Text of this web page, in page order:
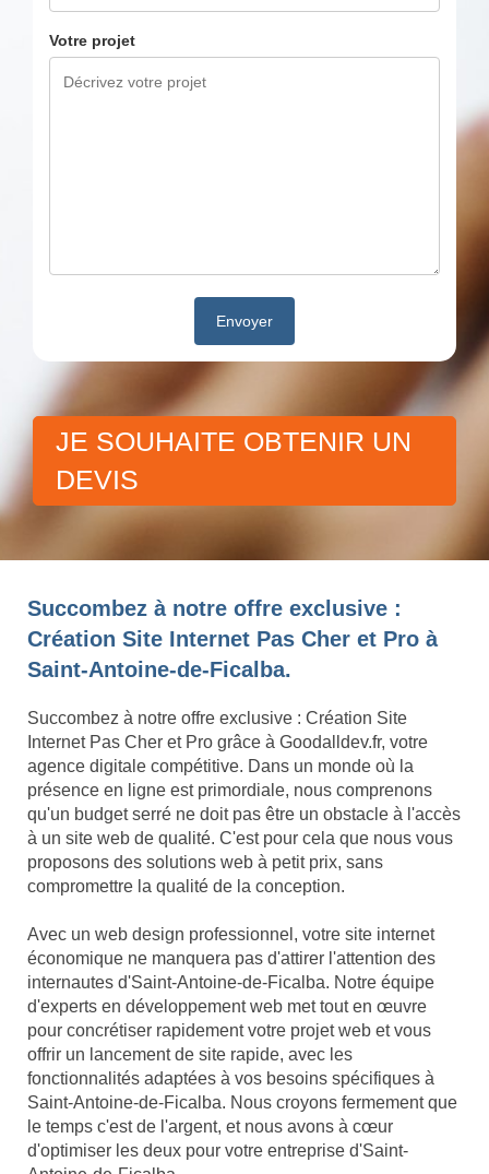
Votre projet
JE SOUHAITE OBTENIR UN
DEVIS
Succombez à notre offre exclusive :
Création Site Internet Pas Cher et Pro à
Saint-Antoine-de-Ficalba.
Succombez à notre offre exclusive : Création Site
Internet Pas Cher et Pro grâce à Goodalldev.fr, votre
agence digitale compétitive. Dans un monde où la
présence en ligne est primordiale, nous comprenons
qu'un budget serré ne doit pas être un obstacle à l'accès
à un site web de qualité. C'est pour cela que nous vous
proposons des solutions web à petit prix, sans
compromettre la qualité de la conception.
Avec un web design professionnel, votre site internet
économique ne manquera pas d'attirer l'attention des
internautes d'Saint-Antoine-de-Ficalba. Notre équipe
d'experts en développement web met tout en œuvre
pour concrétiser rapidement votre projet web et vous
offrir un lancement de site rapide, avec les
fonctionnalités adaptées à vos besoins spécifiques à
Saint-Antoine-de-Ficalba. Nous croyons fermement que
le temps c'est de l'argent, et nous avons à cœur
d'optimiser les deux pour votre entreprise d'Saint-